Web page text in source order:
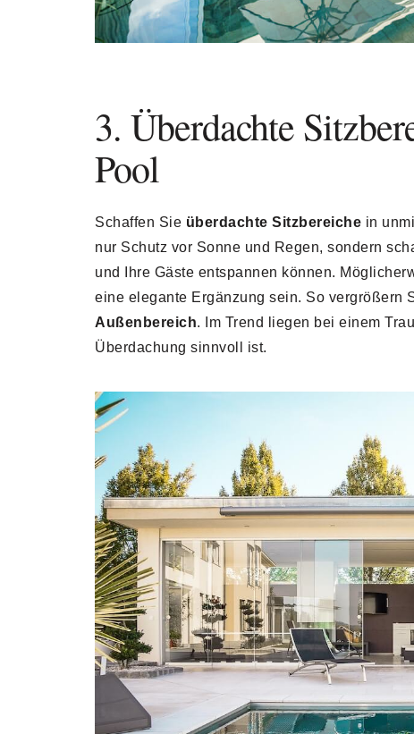
3. Überdachte
Pool
Schaffen Sie überdachte Sitzbereiche in
nur Schutz vor Sonne und Regen, sondern
und Ihre Gäste entspannen können.
eine elegante Ergänzung sein. So vergrößern
Außenbereich. Im Trend liegen bei einem
Überdachung sinnvoll ist.